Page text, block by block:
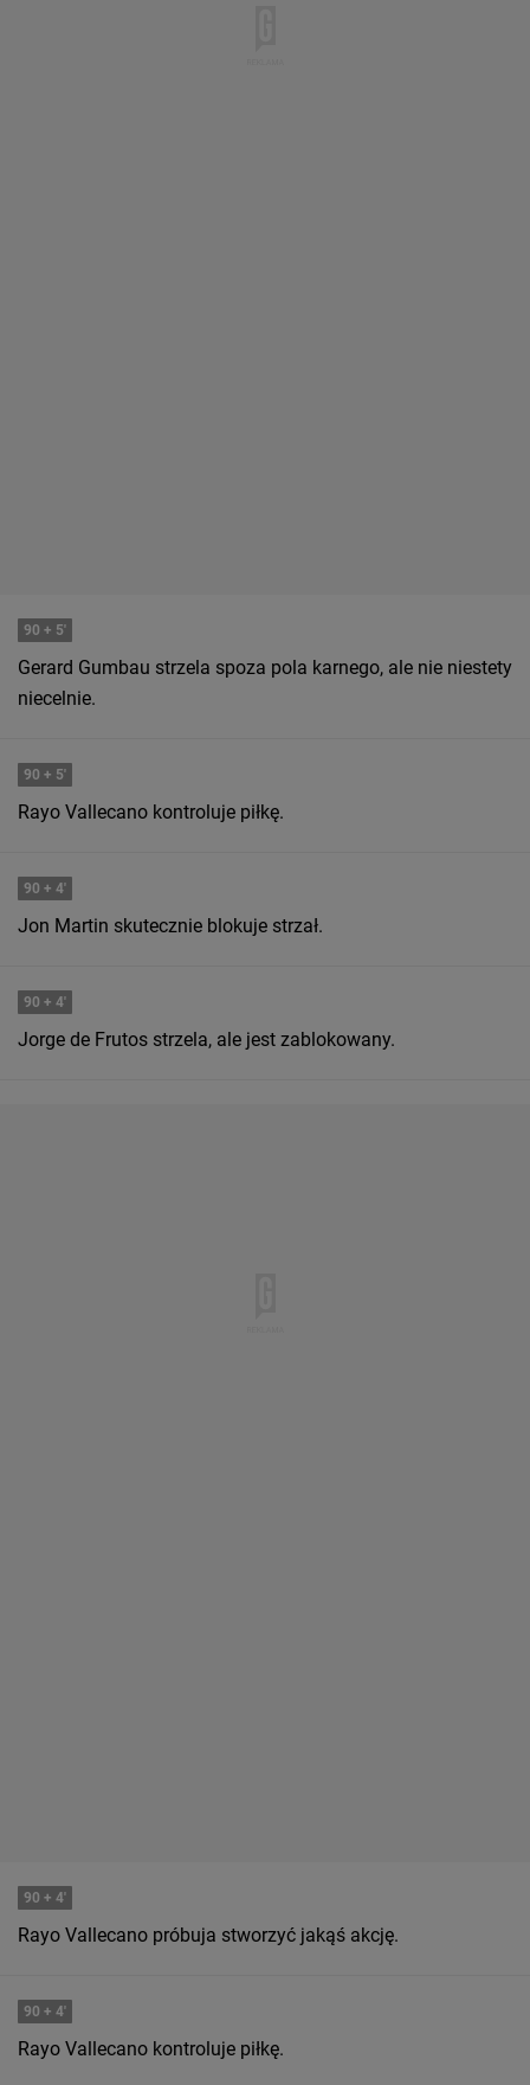
90 + 5'
Gerard Gumbau strzela spoza pola karnego, ale nie niestety
niecelnie.
90 + 5'
Rayo Vallecano kontroluje piłkę.
90 + 4'
Jon Martin skutecznie blokuje strzał.
90 + 4'
Jorge de Frutos strzela, ale jest zablokowany.
90 + 4'
Rayo Vallecano próbuja stworzyć jakąś akcję.
90 + 4'
Rayo Vallecano kontroluje piłkę.